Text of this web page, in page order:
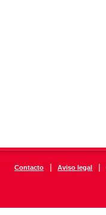
Contacto | Aviso legal |